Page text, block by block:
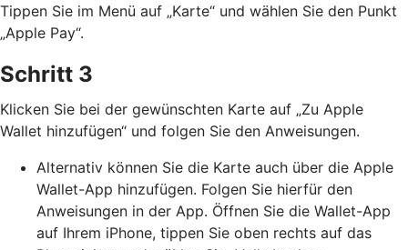
Tippen Sie im Menü auf „Karte“ und wählen Sie den Punkt
„Apple Pay“.
Schritt 3
Klicken Sie bei der gewünschten Karte auf „Zu Apple
Wallet hinzufügen“ und folgen Sie den Anweisungen.
Alternativ können Sie die Karte auch über die Apple
Wallet-App hinzufügen. Folgen Sie hierfür den
Anweisungen in der App. Öffnen Sie die Wallet-App
auf Ihrem iPhone, tippen Sie oben rechts auf das